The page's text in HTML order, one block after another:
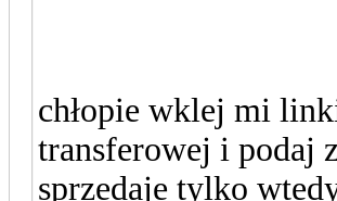
chłopie wklej mi
transferowej i podaj
sprzedaje tylko